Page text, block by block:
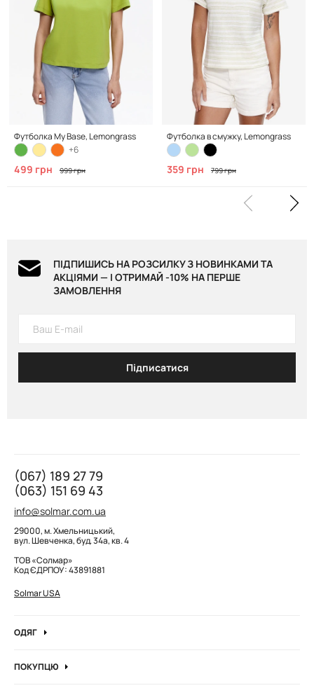
Футболка My Base, Lemongrass
+6
499 грн 999 грн
Футболка в смужку, Lemongrass
359 грн 799 грн
ПІДПИШИСЬ НА РОЗСИЛКУ З НОВИНКАМИ ТА
АКЦІЯМИ — І ОТРИМАЙ -10% НА ПЕРШЕ
ЗАМОВЛЕННЯ
Підписатися
(067) 189 27 79
(063) 151 69 43
info@solmar.com.ua
29000, м. Хмельницький,
вул. Шевченка, буд. 34а, кв. 4
ТОВ «Солмар»
Код ЄДРПОУ: 43891881
Solmar USA
ОДЯГ
Кофти та джемпера
ПОКУПЦЮ